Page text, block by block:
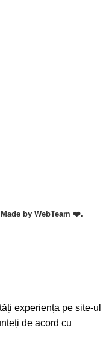
Made by WebTeam ❤️.
experiența pe site-ul
de acord cu